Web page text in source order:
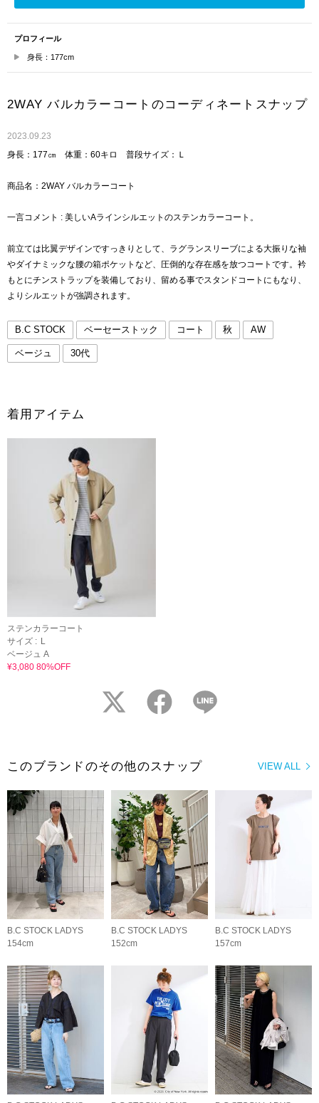
プロフィール
身長：177cm
2WAY バルカラーコートのコーディネートスナップ
2023.09.23
身長：177㎝ 体重：60キロ 普段サイズ：Ｌ
商品名：2WAY バルカラーコート
一言コメント : 美しいAラインシルエットのステンカラーコート。
前立ては比翼デザインですっきりとして、ラグランスリーブによる大振りな袖
やダイナミックな腰の箱ポケットなど、圧倒的な存在感を放つコートです。衿
もとにチンストラップを装備しており、留める事でスタンドコートにもなり、
よりシルエットが強調されます。
B.C STOCK ベーセーストック コート 秋 AW
ベージュ 30代
着用アイテム
ステンカラーコート
サイズ : L
ベージュ A
¥3,080 80%OFF
twitter facebook
VIEW ALL
このブランドのその他のスナップ
B.C STOCK LADYS
154cm
B.C STOCK LADYS
152cm
B.C STOCK LADYS
157cm